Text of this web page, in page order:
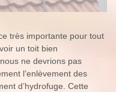
très importante pour tout
un toit bien
ne devrions pas
l’enlèvement des
d’hydrofuge. Cette